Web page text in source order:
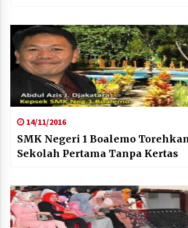
14/11/2016
SMK Negeri 1 Boalemo
Sekolah Pertama Tanpa Kertas